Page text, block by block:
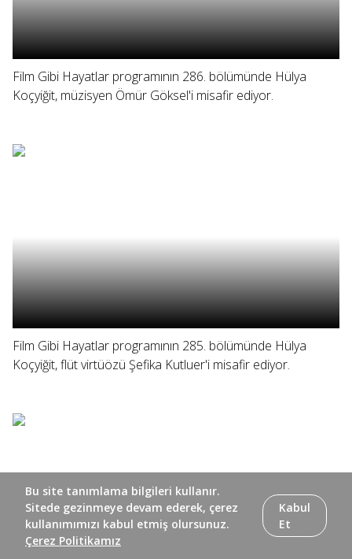
Film Gibi Hayatlar programının 286. bölümünde Hülya
Koçyiğit, müzisyen Ömür Göksel'i misafir ediyor.
Film Gibi Hayatlar programının 285. bölümünde Hülya
Koçyiğit, flüt virtüözü Şefika Kutluer'i misafir ediyor.
Bu site tanımlama bilgileri kullanır.
Sitede gezinmeye devam ederek, çerez
kullanımımızı kabul etmiş olursunuz.
Çerez Politikamız
Kabul
Et